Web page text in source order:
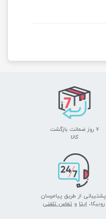
پشتیبانی از طریق پیامرسان
روبیکا،ایتا وتماس تلفنی
۷ روز ضمانت بازگشت
​​​​​​​کالا